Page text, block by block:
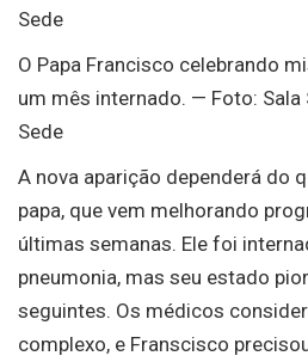
Sede
O Papa Francisco celebrando
um mês internado. — Foto: Sala
Sede
A nova aparição dependerá do
papa, que vem melhorando
últimas semanas. Ele foi
pneumonia, mas seu estado
seguintes. Os médicos
complexo, e Franscisco